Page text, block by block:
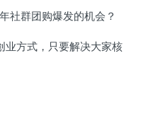
社群团购爆发的机会？
业方式，只要解决大家核